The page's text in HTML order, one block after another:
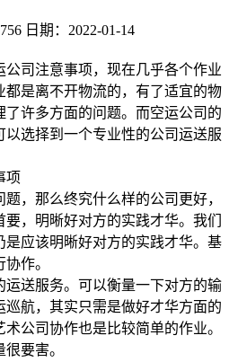
日期：2022-01-14
司注意事项，现在几乎各个作业
都是离不开物流的，有了适宜的物
许多方面的问题。而空运公司的
选择到一个专业性的公司运送服
项
，那么终究什么样的公司更好，
，明晰好对方的实践才华。我们
应该明晰好对方的实践才华。基
作。
运送服务。可以衡量一下对方的输
航，其实只需是做好才华方面的
公司协作也是比较简单的作业。
要害。